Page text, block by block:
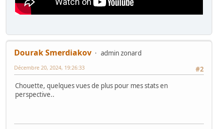
Dourak Smerdiakov
admin zonard
#2
Décembre 20, 2024, 19:26:33
Chouette, quelques vues de plus pour mes stats en
perspective..